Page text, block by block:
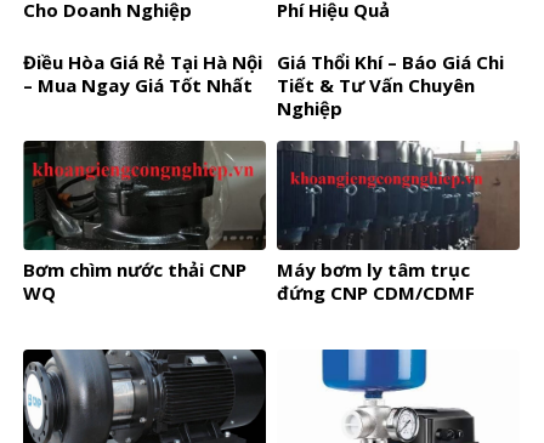
Cho Doanh Nghiệp
Phí Hiệu Quả
Điều Hòa Giá Rẻ Tại Hà Nội
– Mua Ngay Giá Tốt Nhất
Giá Thổi Khí – Báo Giá Chi
Tiết & Tư Vấn Chuyên
Nghiệp
Bơm chìm nước thải CNP
WQ
Máy bơm ly tâm trục
đứng CNP CDM/CDMF